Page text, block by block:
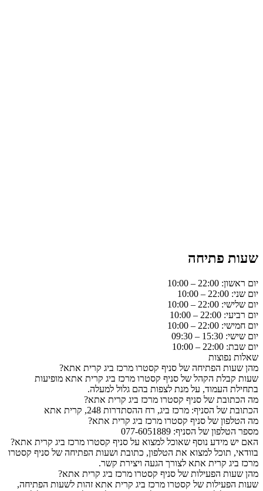
שעות פתיחה
יום ראשון: 22:00 – 10:00
יום שני: 22:00 – 10:00
יום שלישי: 22:00 – 10:00
יום רביעי: 22:00 – 10:00
יום חמישי: 22:00 – 10:00
יום שישי: 15:30 – 09:30
יום שבת: 22:00 – 10:00
שאלות נפוצות
מהן שעות הפתיחה של סניף קסטרו מרכז ביג קרית אתא?
שעות קבלת הקהל של סניף קסטרו מרכז ביג קרית אתא מופיעות
בתחילת העמוד, על מנת לצפות בהם גלול למעלה.
מה הכתובת של סניף קסטרו מרכז ביג קרית אתא?
הכתובת של הסניף: מרכז ביג, רח ההסתדרות 248, קרית אתא
מה הטלפון של סניף קסטרו מרכז ביג קרית אתא?
מספר הטלפון של הסניף: 077-6051889
האם יש מידע נוסף שאוכל למצוא על סניף קסטרו מרכז ביג קרית אתא?
בוודאי, תוכל למצוא את הטלפון, כתובת ושעות הפתיחה של סניף קסטרו
מרכז ביג קרית אתא לצורך הגעה ויצירת קשר.
מהן שעות הפעילות של סניף קסטרו מרכז ביג קרית אתא?
שעות הפעילות של קסטרו מרכז ביג קרית אתא זהות לשעות הפתיחה,